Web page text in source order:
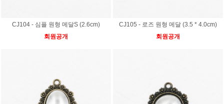
CJ104 - 심플 원형 메달S (2.6cm)
회원공개
CJ105 - 로즈 원형 메달 (3.5 * 4.0cm)
회원공개